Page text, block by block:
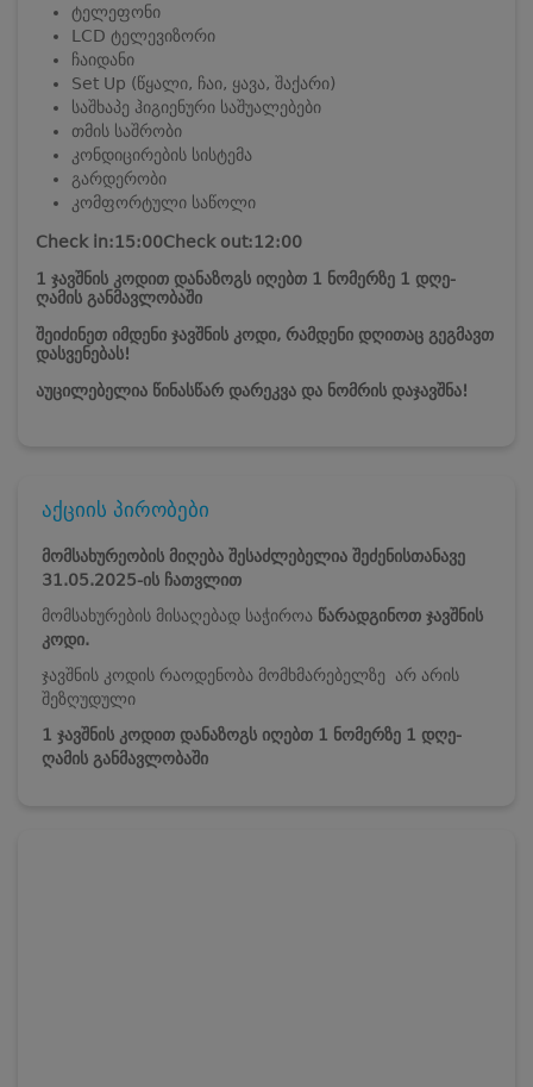
ტელეფონი
LCD ტელევიზორი
ჩაიდანი
Set Up (წყალი, ჩაი, ყავა, შაქარი)
საშხაპე ჰიგიენური საშუალებები
თმის საშრობი
კონდიცირების სისტემა
გარდერობი
კომფორტული საწოლი
Check in:15:00Check out:12:00
1 ჯავშნის კოდით დანაზოგს იღებთ 1 ნომერზე 1 დღე-
ღამის განმავლობაში
შეიძინეთ იმდენი ჯავშნის კოდი, რამდენი დღითაც გეგმავთ
დასვენებას!
აუცილებელია წინასწარ დარეკვა და ნომრის დაჯავშნა!
აქციის პირობები
მომსახურეობის მიღება შესაძლებელია შეძენისთანავე
31.05.2025-ის ჩათვლით
მომსახურების მისაღებად საჭიროა წარადგინოთ ჯავშნის
კოდი.
ჯავშნის კოდის რაოდენობა მომხმარებელზე არ არის
შეზღუდული
1 ჯავშნის კოდით დანაზოგს იღებთ 1 ნომერზე 1 დღე-
ღამის განმავლობაში